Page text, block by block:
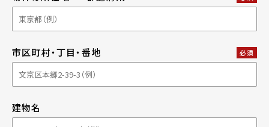
市区町村・丁目・番地 必須
建物名